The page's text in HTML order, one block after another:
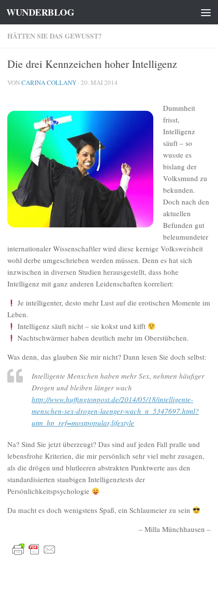
Zum Inhalt springen
WUNDERBLOG
HÄTTEN SIE DAS GEWUSST?
Die drei Kennzeichen hoher Intelligenz
VONCARINA COLLANY · 20. MAI 2014
Dummheit
frisst,
Intelligenz
säuft – so
wusste es
bislang der
Volksmund zu
bekunden.
Doch nach den
aktuellen
Befunden gut
beleumundeter
internationaler Wissenschaftler wird diese kernige Volksweisheit
wohl derbe umgeschrieben werden müssen. Denn es hat sich
inzwischen in diversen Studien herausgestellt, dass hohe
Intelligenz mit ganz anderen Leidenschaften korreliert:
Je intelligenter, desto mehr Lust auf die erotischen Momente im
Leben.
Intelligenz säuft nicht – sie kokst und kifft
Nachtschwärmer haben deutlich mehr im Oberstübchen.
Was denn, das glauben Sie mir nicht? Dann lesen Sie doch selbst:
Intelligente Menschen haben mehr Sex, nehmen häufiger
Drogen und bleiben länger wach
http://www.huffingtonpost.de/2014/05/18/intelligente-
menschen-sex-drogen-laenger-wach_n_5347697.html?
utm_hp_ref=mostpopular,lifestyle
Na? Sind Sie jetzt überzeugt? Das sind auf jeden Fall pralle und
lebensfrohe Kriterien, die mir persönlich sehr viel mehr zusagen,
als die drögen und blutleeren abstrakten Punktwerte aus den
standardisierten staubigen Intelligenztests der
Persönlichkeitspsychologie
Da macht es doch wenigstens Spaß, ein Schlaumeier zu sein
– Milla Münchhausen –